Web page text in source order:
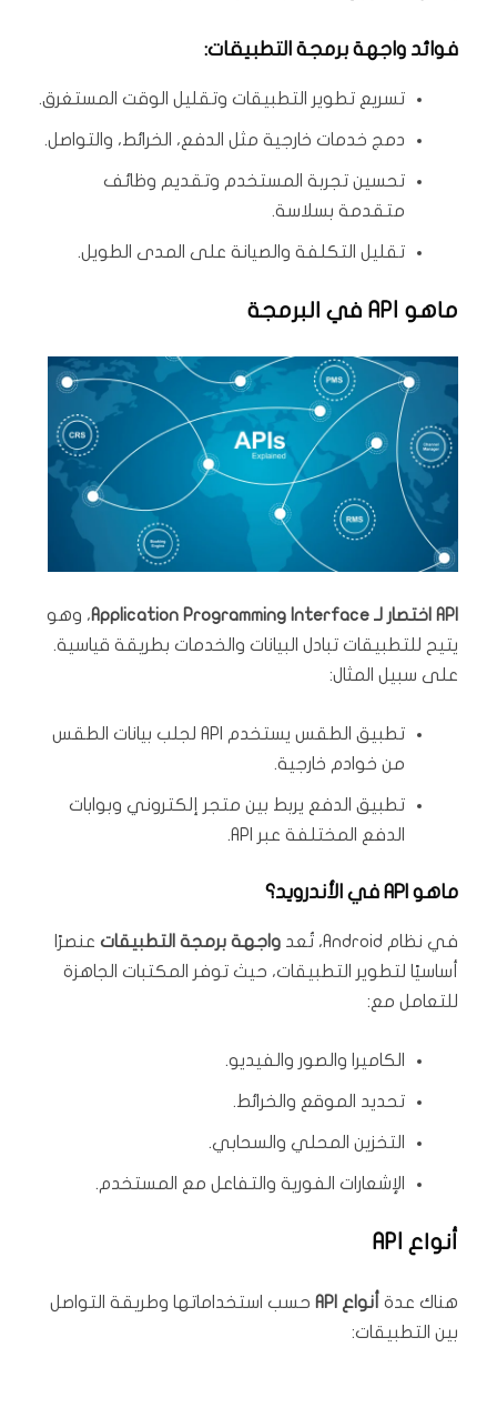
فوائد واجهة برمجة التطبيقات:
تسريع تطوير التطبيقات وتقليل الوقت المستغرق.
دمج خدمات خارجية مثل الدفع، الخرائط، والتواصل.
تحسين تجربة المستخدم وتقديم وظائف
متقدمة بسلاسة.
تقليل التكلفة والصيانة على المدى الطويل.
ماهو API في البرمجة
API اختصار لـ Application Programming Interface
، وهو
يتيح للتطبيقات تبادل البيانات والخدمات بطريقة قياسية.
على سبيل المثال:
تطبيق الطقس يستخدم API لجلب بيانات الطقس
من خوادم خارجية.
تطبيق الدفع يربط بين متجر إلكتروني وبوابات
الدفع المختلفة عبر API.
ماهو API في الأندرويد؟
في نظام Android، تُعد واجهة برمجة التطبيقات عنصرًا
أساسيًا لتطوير التطبيقات، حيث توفر المكتبات الجاهزة
للتعامل مع:
الكاميرا والصور والفيديو.
تحديد الموقع والخرائط.
التخزين المحلي والسحابي.
الإشعارات الفورية والتفاعل مع المستخدم.
أنواع API
هناك عدة أنواع API
حسب استخداماتها وطريقة التواصل
بين التطبيقات: